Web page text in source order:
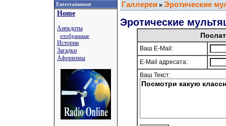
Entertainment
Home
Анекдоты
отобранные
Истории
Загадки
Афоризмы
Галлереи » Эротические
Эротические
Ваш E-Mail:
E-Mail адресата:
Ваш Текст: